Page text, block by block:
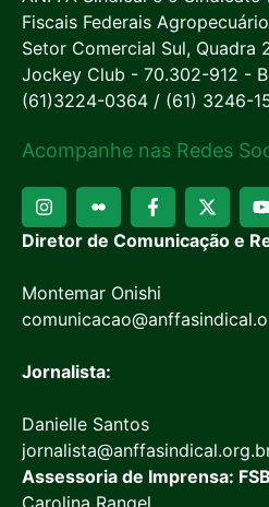
Fiscais Federais
Setor Comercial Sul, Quadra
Jockey Club - 70.302-912 -
(61)3224-0364 / (61) 3246-
Acompanhe nas Redes
Diretor de Comunicação e
Montemar Onishi
Jornalista:
Danielle Santos
Assessoria de Imprensa:
Carolina Rangel